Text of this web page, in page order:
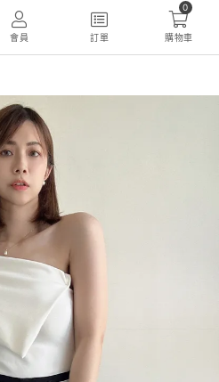
會員 訂單
0
購物車